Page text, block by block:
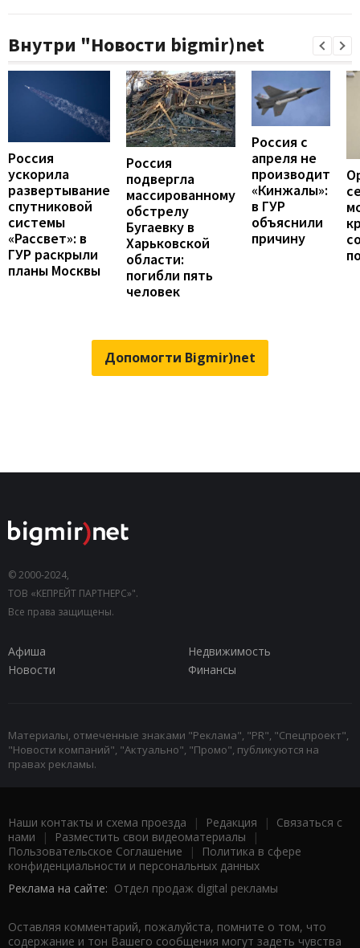
Внутри "Новости bigmir)net
Россия
ускорила
развертывание
спутниковой
системы
«Рассвет»: в
ГУР раскрыли
планы Москвы
Россия
подвергла
массированному
обстрелу
Бугаевку в
Харьковской
области:
погибли пять
человек
Россия с
апреля не
производит
«Кинжалы»:
в ГУР
объяснили
причину
Допомогти Bigmir)net
© 2000-2024,
ТОВ «КЕПРЕЙТ ПАРТНЕРС»".
Все права защищены.
Афиша
Недвижимость
Новости
Финансы
Материалы, отмеченные знаками "Реклама", "PR", "Спецпроект",
"Новости компаний", "Актуально", "Промо", публикуются на
правах рекламы.
Наши контакты и схема проезда | Редакция | Связаться с
нами | Разместить свои видеоматериалы |
Пользовательское Соглашение |
Политика в сфере
конфиденциальности и персональных данных
Реклама на сайте: Отдел продаж digital рекламы
Оставляя комментарий, пожалуйста, помните о том, что
содержание и тон Вашего сообщения могут задеть чувства